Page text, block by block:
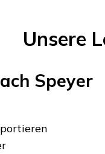
Unsere
Speyer